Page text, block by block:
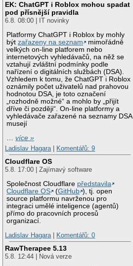
EK: ChatGPT i Roblox mohou spadat
pod přísnější pravidla
6.8. 08:00 | IT novinky
Platformy ChatGPT i Roblox by mohly
býtzařazeny na seznam
mimořádně
velkých on-line platforem nebo
internetových vyhledávačů, na něž se
vztahují zvláštní podmínky podle
nařízení o digitálních službách (DSA).
Vzhledem k tomu, že ChatGPT i Roblox
oznámily počet uživatelů nad prahovou
hodnotou DSA, je toto označení
„rozhodně možné“ a mohlo by „přijít
dříve či později“. On-line platformy a
vyhledávače zařazené na seznamy DSA
musejí
…více »
Ladislav Hagara| Komentářů: 9
Cloudflare OS
5.8. 17:00 | Zajímavý software
Společnost Cloudflare představila
Cloudflare OS
(GitHub ), tj. open
source platformu navrženou pro
integraci umělé inteligence (agentů)
přímo do pracovních procesů
organizací.
Ladislav Hagara| Komentářů: 0
RawTherapee 5.13
5.8. 12:44 | Nová verze